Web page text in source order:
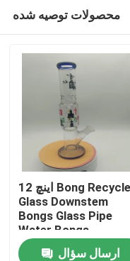
خانه
محصولات توصیه شده
12 اینچ Bong Recycler
Glass Downstem
Bongs Glass Pipe
Water Bongs
ارسال سؤال